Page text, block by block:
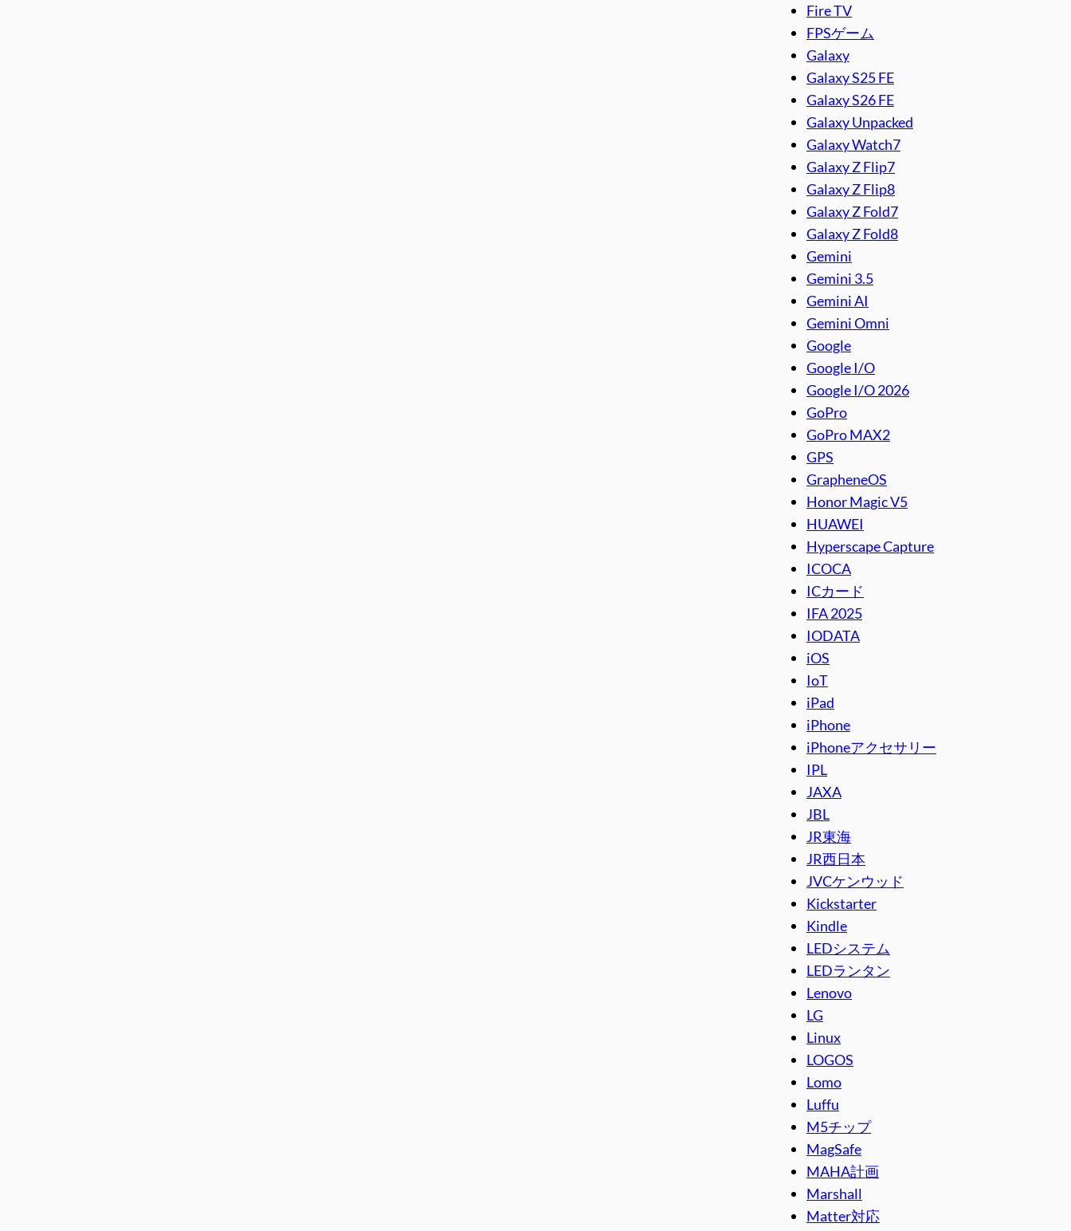
Fire TV
FPSゲーム
Galaxy
Galaxy S25 FE
Galaxy S26 FE
Galaxy Unpacked
Galaxy Watch7
Galaxy Z Flip7
Galaxy Z Flip8
Galaxy Z Fold7
Galaxy Z Fold8
Gemini
Gemini 3.5
Gemini AI
Gemini Omni
Google
Google I/O
Google I/O 2026
GoPro
GoPro MAX2
GPS
GrapheneOS
Honor Magic V5
HUAWEI
Hyperscape Capture
ICOCA
ICカード
IFA 2025
IODATA
iOS
IoT
iPad
iPhone
iPhoneアクセサリー
IPL
JAXA
JBL
JR東海
JR西日本
JVCケンウッド
Kickstarter
Kindle
LEDシステム
LEDランタン
Lenovo
LG
Linux
LOGOS
Lomo
Luffu
M5チップ
MagSafe
MAHA計画
Marshall
Matter対応